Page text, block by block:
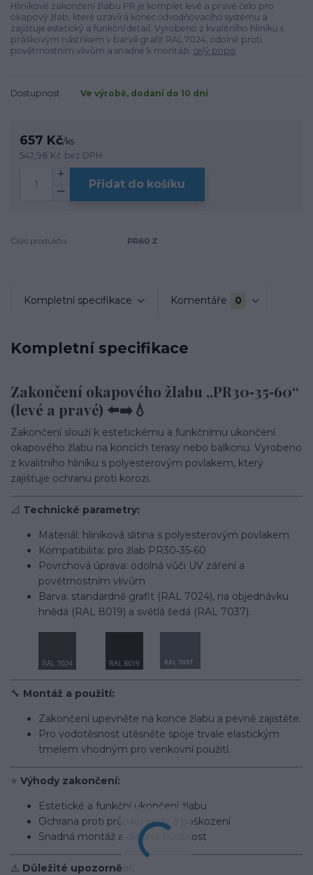
Hliníkové zakončení žlabu PR je komplet levé a pravé čelo pro
okapový žlab, které uzavírá konec odvodňovacího systému a
zajišťuje estetický a funkční detail. Vyrobeno z kvalitního hliníku s
práškovým nástřikem v barvě grafit RAL 7024, odolné proti
povětrnostním vlivům a snadné k montáži. celý popis
Dostupnost Ve výrobě, dodaní do 10 dní
657 Kč/ks
542,98 Kč bez DPH
Přidat do košíku
Číslo produktu: PR60 Z
Kompletní specifikace Komentáře 0
Kompletní specifikace
Zakončení okapového žlabu „PR30‑35‑60“
(levé a pravé) ⬅️➡️💧
Zakončení slouží k estetickému a funkčnímu ukončení
okapového žlabu na koncích terasy nebo balkonu. Vyrobeno
z kvalitního hliníku s polyesterovým povlakem, který
zajišťuje ochranu proti korozi.
📐 Technické parametry:
Materiál: hliníková slitina s polyesterovým povlakem
Kompatibilita: pro žlab PR30‑35‑60
Povrchová úprava: odolná vůči UV záření a
povětrnostním vlivům
Barva: standardně grafit (RAL 7024), na objednávku
hnědá (RAL 8019) a světlá šedá (RAL 7037).
🔧 Montáž a použití:
Zakončení upevněte na konce žlabu a pevně zajistěte.
Pro vodotěsnost utěsněte spoje trvale elastickým
tmelem vhodným pro venkovní použití.
⭐ Výhody zakončení:
Estetické a funkční ukončení žlabu
Ochrana proti průniku vody a poškození
Snadná montáž a dlouhá životnost
⚠️ Důležité upozornění: